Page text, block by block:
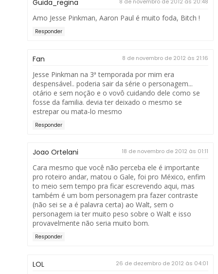
Guida_regina 8 de novembro de 2012 às 20:48
Amo Jesse Pinkman, Aaron Paul é muito foda, Bitch !
Responder
Fan 8 de novembro de 2012 às 21:16
Jesse Pinkman na 3ª temporada por mim era
despensável.. poderia sair da série o personagem...
otário e sem noção e o vovô cuidando dele como se
fosse da familia. devia ter deixado o mesmo se
estrepar ou mata-lo mesmo
Responder
Joao Ortelani 18 de novembro de 2012 às 01:11
Cara mesmo que você não perceba ele é importante
pro roteiro andar, matou o Gale, foi pro México, enfim
to meio sem tempo pra ficar escrevendo aqui, mas
também é um bom personagem pra fazer contraste
(não sei se a é palavra certa) ao Walt, sem o
personagem ia ter muito peso sobre o Walt e isso
provavelmente não seria muito bom.
Responder
LOL 26 de dezembro de 2012 às 04:01